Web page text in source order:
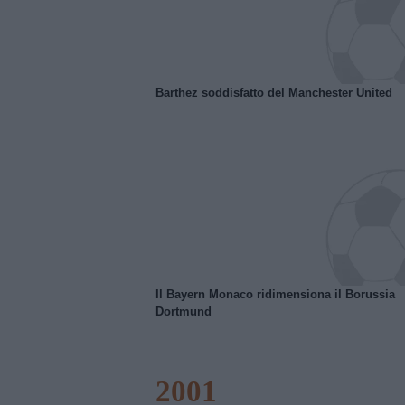
Barthez soddisfatto del Manchester United
Il Bayern Monaco ridimensiona il Borussia
Dortmund
2001